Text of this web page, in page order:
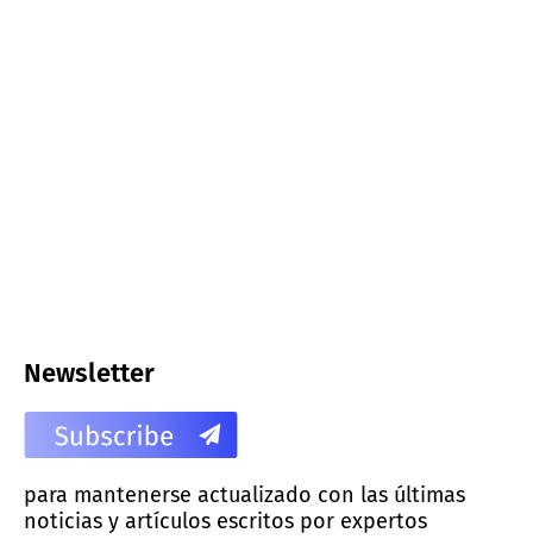
Newsletter
para mantenerse actualizado con las últimas
noticias y artículos escritos por expertos